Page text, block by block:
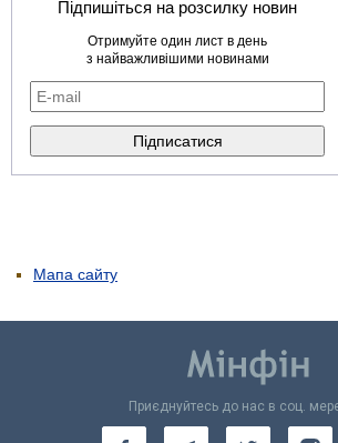
Підпишіться на розсилку новин
Отримуйте один лист в день
з найважливішими новинами
Мапа сайту
Приєднуйтесь до нас в соц.